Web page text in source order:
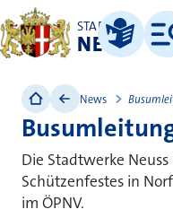
STADT
NEUSS
Leichte Sprache
Menü
News
Die Stadtwerke
Schützenfestes in
im ÖPNV.